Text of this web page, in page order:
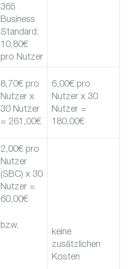
365
Business
Standard:
10,80€
pro Nutzer
8,70€ pro
Nutzer x
30 Nutzer
= 261,00€
6,00€ pro
Nutzer x 30
Nutzer =
180,00€
2,00€ pro
Nutzer
(SBC) x 30
Nutzer =
60,00€
bzw.
keine
zusätzlichen
Kosten